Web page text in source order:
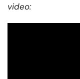
video: